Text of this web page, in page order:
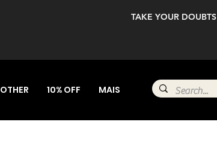
TAKE YOUR DOUBTS
OTHER 10% OFF MAIS